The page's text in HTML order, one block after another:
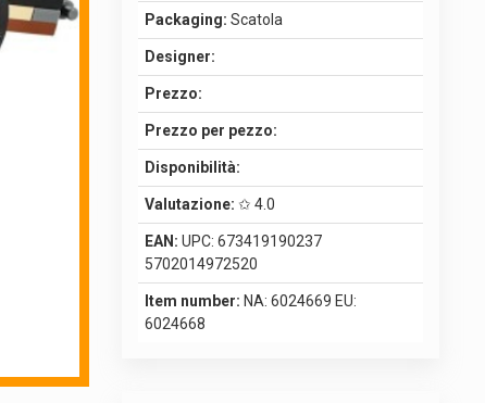
Packaging: Scatola
Designer:
Prezzo:
Prezzo per pezzo:
Disponibilità:
Valutazione: ✩ 4.0
EAN: UPC: 673419190237
5702014972520
Item number: NA: 6024669 EU:
6024668